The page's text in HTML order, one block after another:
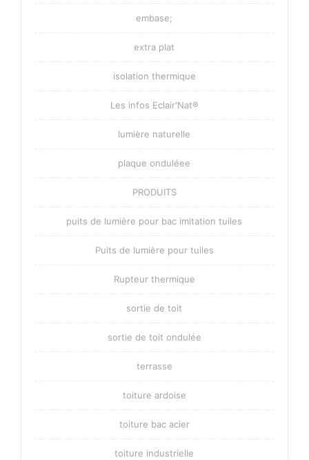
embase;
extra plat
isolation thermique
Les infos Eclair'Nat®
lumière naturelle
plaque onduléee
PRODUITS
puits de lumière pour bac imitation tuiles
Puits de lumière pour tuiles
Rupteur thermique
sortie de toit
sortie de toit ondulée
terrasse
toiture ardoise
toiture bac acier
toiture industrielle